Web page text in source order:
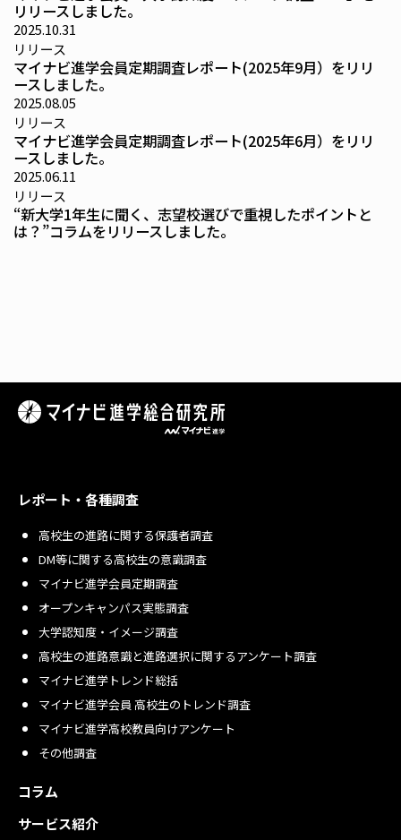
リリースしました。
2025.10.31
リリース
マイナビ進学会員定期調査レポート(2025年9月）をリリ
ースしました。
2025.08.05
リリース
マイナビ進学会員定期調査レポート(2025年6月）をリリ
ースしました。
2025.06.11
リリース
“新大学1年生に聞く、志望校選びで重視したポイントと
は？”コラムをリリースしました。
レポート・各種調査
高校生の進路に関する保護者調査
DM等に関する高校生の意識調査
マイナビ進学会員定期調査
オープンキャンパス実態調査
大学認知度・イメージ調査
高校生の進路意識と進路選択に関するアンケート調査
マイナビ進学トレンド総括
マイナビ進学会員 高校生のトレンド調査
マイナビ進学高校教員向けアンケート
その他調査
コラム
サービス紹介